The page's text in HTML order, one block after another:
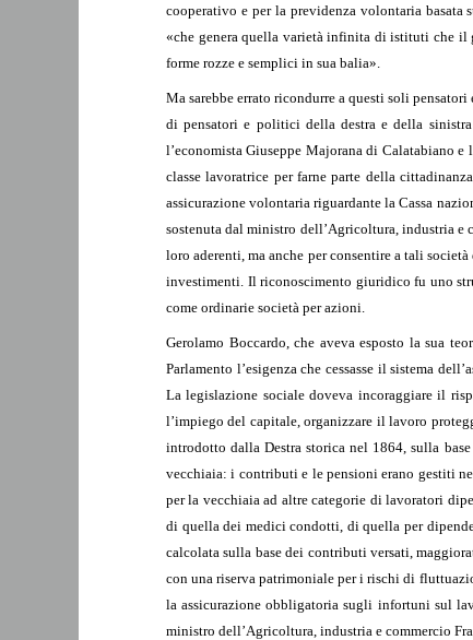
cooperativo e per la previdenza volontaria basata
«che genera quella varietà infinita di istituti che il
forme rozze e semplici in sua balia».
Ma sarebbe errato ricondurre a questi soli
di pensatori e politici della destra e della
l’economista Giuseppe Majorana di Calatabiano e
classe lavoratrice per farne parte della
assicurazione volontaria riguardante la Cassa
sostenuta dal ministro dell’Agricoltura, industria
loro aderenti, ma anche per consentire a tali
investimenti. Il riconoscimento giuridico fu uno
come ordinarie società per azioni.
Gerolamo Boccardo, che aveva esposto la sua
Parlamento l’esigenza che cessasse il sistema
La legislazione sociale doveva incoraggiare il
l’impiego del capitale, organizzare il lavoro
introdotto dalla Destra storica nel 1864, sulla
vecchiaia: i contributi e le pensioni erano gestiti
per la vecchiaia ad altre categorie di lavoratori
di quella dei medici condotti, di quella per
calcolata sulla base dei contributi versati,
con una riserva patrimoniale per i rischi di
la assicurazione obbligatoria sugli infortuni sul
ministro dell’Agricoltura, industria e commercio